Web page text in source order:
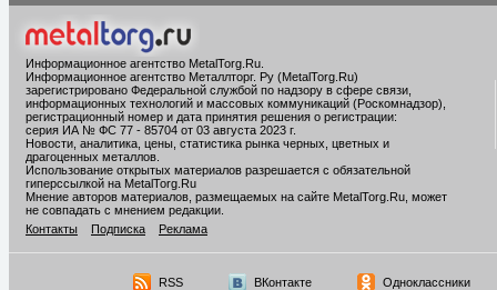
Информационное агентство MetalTorg.Ru
Информационное агентство Металлторг. Ру (MetalTorg.Ru)
зарегистрировано Федеральной службой по надзору в сфере связи,
информационных технологий и массовых коммуникаций (Роскомнадзор),
регистрационный номер и дата принятия решения о регистрации:
серия ИА № ФС 77 - 85704 от 03 августа 2023 г.
Новости, аналитика, цены, статистика рынка черных, цветных и
драгоценных металлов.
Использование открытых материалов разрешается с обязательной
гиперссылкой на MetalTorg.Ru
Мнение авторов материалов, размещаемых на сайте MetalTorg.Ru, может
не совпадать с мнением редакции.
Контакты
Подписка Реклама
RSS ВКонтакте Одноклассники